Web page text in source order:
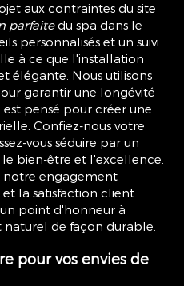
aux contraintes du site
parfaitedu spa dans le
personnalisés et un suivi
à ce que l'installation
élégante. Nous utilisons
garantir une longévité
pensé pour créer une
Confiez-nous votre
vous séduire par un
bien-être et l'excellence.
notre engagement
la satisfaction client.
point d'honneur à
de façon durable.
pour vos envies de